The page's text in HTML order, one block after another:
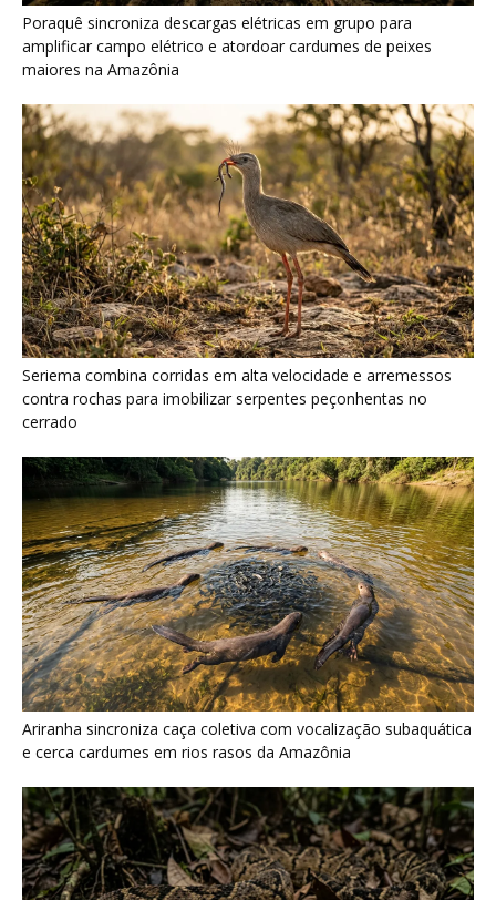
Seriema combina corridas em alta velocidade e arremessos
contra rochas para imobilizar serpentes peçonhentas no
cerrado
Ariranha sincroniza caça coletiva com vocalização subaquática
e cerca cardumes em rios rasos da Amazônia
Surucucu detecta calor pela fosseta loreal e prepara ataque de
emboscada no escuro da floresta
Últimas noticias